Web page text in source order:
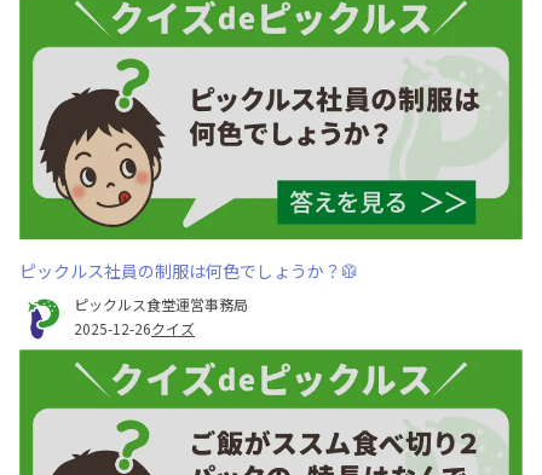
ピックルス社員の制服は何色でしょうか？🥼
ピックルス食堂運営事務局
2025-12-26クイズ